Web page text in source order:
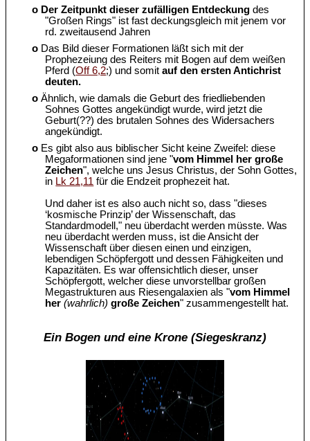
o Der Zeitpunkt dieser zufälligen Entdeckung des
"Großen Rings" ist fast deckungsgleich mit jenem vor
rd. zweitausend Jahren
o Das Bild dieser Formationen läßt sich mit der
Prophezeiung des Reiters mit Bogen auf dem weißen
Pferd (Off 6,2;) und somitauf den ersten Antichrist
deuten.
o Ähnlich, wie damals die Geburt des friedliebenden
Sohnes Gottes angekündigt wurde, wird jetzt die
Geburt(??) des brutalen Sohnes des Widersachers
angekündigt.
o Es gibt also aus biblischer Sicht keine Zweifel: diese
Megaformationen sind jene "vom Himmel her große
Zeichen", welche uns Jesus Christus, der Sohn Gottes,
in Lk 21,11 für die Endzeit prophezeit hat.
Und daher ist es also auch nicht so, dass "dieses
‘kosmische Prinzip’ der Wissenschaft, das
Standardmodell," neu überdacht werden müsste. Was
neu überdacht werden muss, ist die Ansicht der
Wissenschaft über diesen einen und einzigen,
lebendigen Schöpfergott und dessen Fähigkeiten und
Kapazitäten. Es war offensichtlich dieser, unser
Schöpfergott, welcher diese unvorstellbar großen
Megastrukturen aus Riesengalaxien als "vom Himmel
her(wahrlich) große Zeichen" zusammengestellt hat.
Ein Bogen und eine Krone (Siegeskranz)